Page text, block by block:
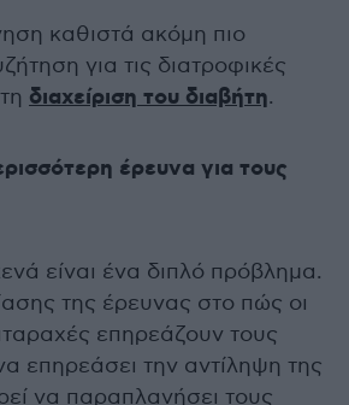
καθιστά ακόμη πιο
για τις διατροφικές
διαχείριση του διαβήτη.
έρευνα για τους
είναι ένα διπλό πρόβλημα.
της έρευνας στο πώς οι
επηρεάζουν τους
επηρεάσει την αντίληψη της
να παραπλανήσει τους